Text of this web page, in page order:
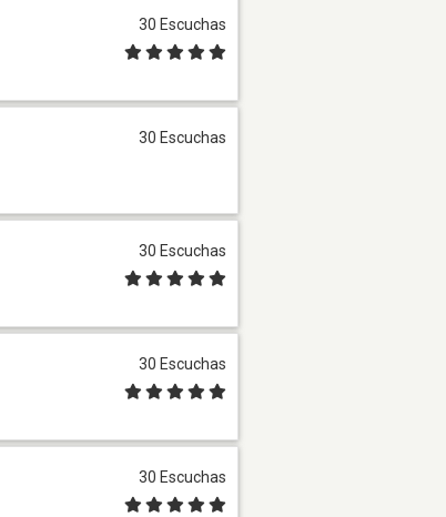
30 Escuchas
30 Escuchas
30 Escuchas
30 Escuchas
30 Escuchas